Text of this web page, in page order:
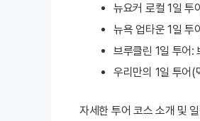
뉴요커 로컬 1일 투
뉴욕 업타운 1일 투
브루클린 1일 투어:
우리만의 1일 투어(
자세한 투어 코스 소개 및